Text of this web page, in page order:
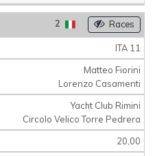
2 Races
ITA 11
Matteo Fiorini
Lorenzo Casamenti
Yacht Club Rimini
Circolo Velico Torre Pedrera
20,00